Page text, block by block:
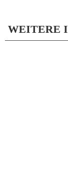
WEITERE